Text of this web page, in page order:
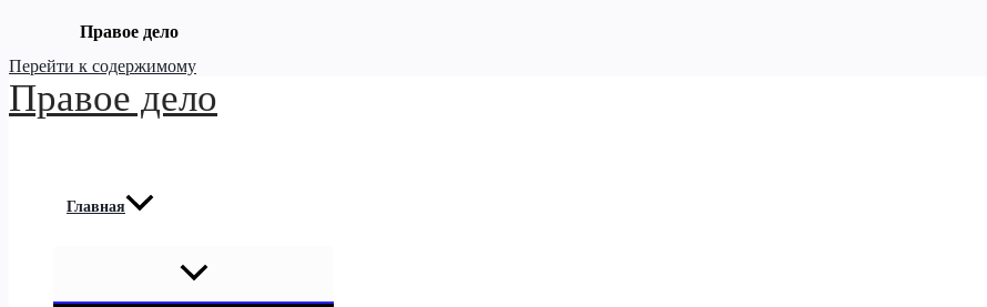
Правое дело
Перейти к содержимому
Правое дело
Главная